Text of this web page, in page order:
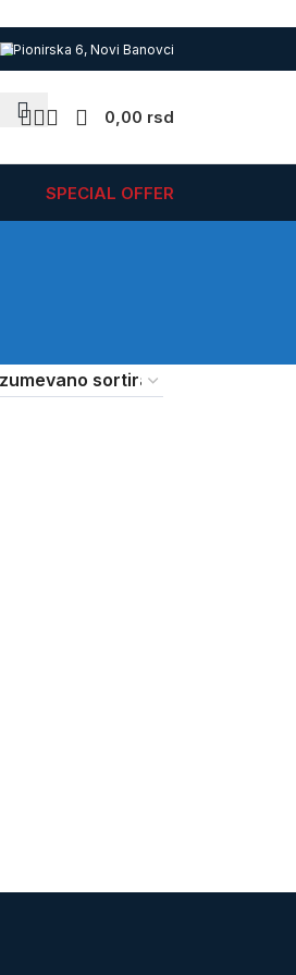
Pionirska 6, Novi Banovci
0,00 rsd
SPECIAL OFFER